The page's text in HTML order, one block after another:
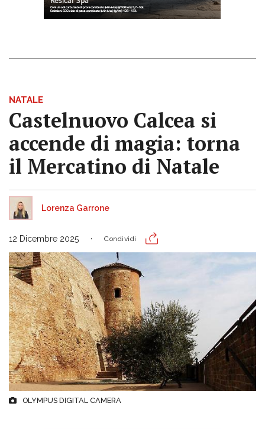
NATALE
Castelnuovo Calcea si
accende di magia: torna
il Mercatino di Natale
Lorenza Garrone
12 Dicembre 2025 Condividi
OLYMPUS DIGITAL CAMERA